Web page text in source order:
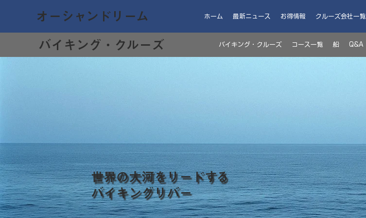
オーシャンドリーム ホーム 最新ニュース お得情報 クルーズ会社一覧
バイキング・クルーズ バイキング・クルーズ コース一覧 船 Q&A
世界の大河をリードする
バイキングリバー